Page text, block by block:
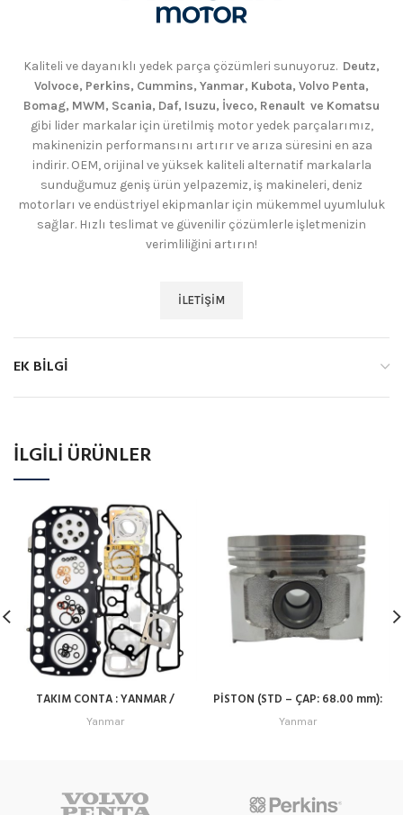
Kaliteli ve dayanıklı yedek parça çözümleri sunuyoruz. Deutz,
Volvoce, Perkins, Cummins, Yanmar, Kubota, Volvo Penta,
Bomag, MWM, Scania, Daf, Isuzu, İveco, Renault ve Komatsu
gibi lider markalar için üretilmiş motor yedek parçalarımız,
makinenizin performansını artırır ve arıza süresini en aza
indirir. OEM, orijinal ve yüksek kaliteli alternatif markalarla
sunduğumuz geniş ürün yelpazemiz, iş makineleri, deniz
motorları ve endüstriyel ekipmanlar için mükemmel uyumluluk
sağlar. Hızlı teslimat ve güvenilir çözümlerle işletmenizin
verimliliğini artırın!
İLETIŞIM
EK BILGI
İLGILI ÜRÜNLER
TAKIM CONTA : YANMAR /
4TNE106 / REFERANS NO: 723900-
Yanmar
PİSTON (STD – ÇAP: 68.00 mm):
119265-22601
Yanmar